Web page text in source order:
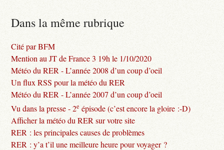
Dans la même rubrique
Cité par BFM
Mention au JT de France 3 19h le 1/10/2020
Météo du RER - L’année 2008 d’un coup d’oeil
Un flux RSS pour la météo du RER
Météo du RER - L’année 2007 d’un coup d’oeil
Vu dans la presse - 2e épisode (c’est encore la gloire :-D)
Afficher la météo du RER sur votre site
RER : les principales causes de problèmes
RER : y’a t’il une meilleure heure pour voyager ?